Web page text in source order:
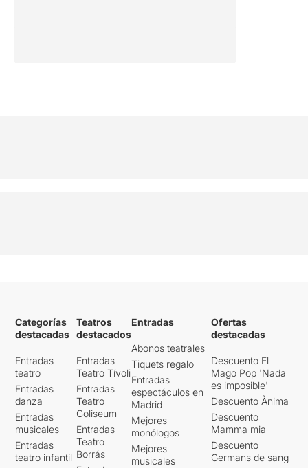
Categorías
destacadas
Entradas
teatro
Entradas
danza
Entradas
musicales
Entradas
teatro infantil
Teatros
destacados
Entradas
Teatro Tívoli
Entradas
Teatro
Coliseum
Entradas
Teatro
Borrás
Entradas
Abonos teatrales
Tiquets regalo
Entradas
espectáculos en
Madrid
Mejores
monólogos
Mejores
musicales
Ofertas
destacadas
Descuento El
Mago Pop 'Nada
es imposible'
Descuento Ànima
Descuento
Mamma mia
Descuento
Germans de sang